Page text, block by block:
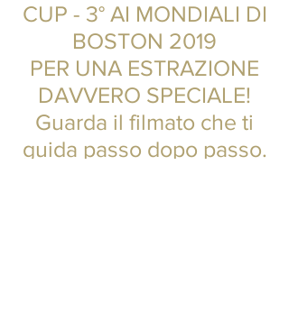
CUP - 3° AI MONDIALI DI
BOSTON 2019
PER UNA ESTRAZIONE
DAVVERO SPECIALE!
Guarda il filmato che ti
guida passo dopo passo.